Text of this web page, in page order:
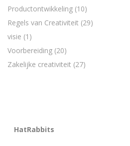
Productontwikkeling (10)
Regels van Creativiteit (29)
visie (1)
Voorbereiding (20)
Zakelijke creativiteit (27)
HatRabbits